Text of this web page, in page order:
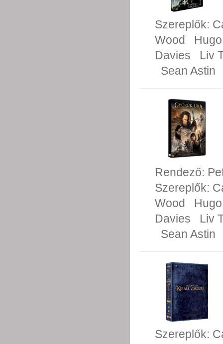
Szereplők:
Wood
Davies
Liv
Sean Astin
Rendező:
Szereplők:
Wood
Davies
Liv
Sean Astin
Szereplők: